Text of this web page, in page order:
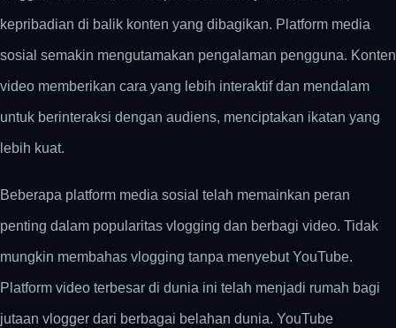
kepribadian di balik konten yang dibagikan. Platform media
sosial semakin mengutamakan pengalaman pengguna. Konten
video memberikan cara yang lebih interaktif dan mendalam
untuk berinteraksi dengan audiens, menciptakan ikatan yang
lebih kuat.
Beberapa platform media sosial telah memainkan peran
penting dalam popularitas vlogging dan berbagi video. Tidak
mungkin membahas vlogging tanpa menyebut YouTube.
Platform video terbesar di dunia ini telah menjadi rumah bagi
jutaan vlogger dari berbagai belahan dunia. YouTube